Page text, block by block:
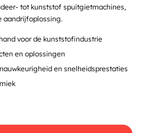
tot kunststof spuitgietmachines,
aandrijfoplossing.
voor de kunststofindustrie
en oplossingen
en snelheidsprestaties